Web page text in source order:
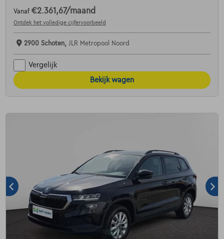
Vanaf €2.361,67/maand
Ontdek het volledige cijfervoorbeeld
2900 Schoten, JLR Metropool Noord
Vergelijk
Bekijk wagen